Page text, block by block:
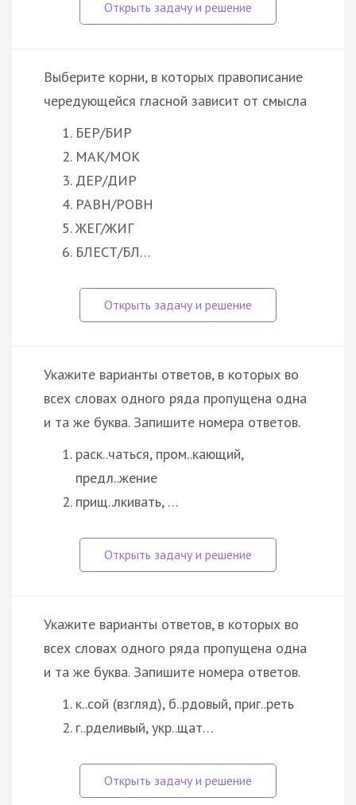
Выберите корни, в которых правописание
чередующейся гласной зависит от смысла
БЕР/БИР
МАК/МОК
ДЕР/ДИР
РАВН/РОВН
ЖЕГ/ЖИГ
БЛЕСТ/БЛ…
Укажите варианты ответов, в которых во
всех словах одного ряда пропущена одна
и та же буква. Запишите номера ответов.
раск..чаться, пром..кающий,
предл..жение
прищ..лкивать, …
Укажите варианты ответов, в которых во
всех словах одного ряда пропущена одна
и та же буква. Запишите номера ответов.
к..сой (взгляд), б..рдовый, приг..реть
г..рделивый, укр..щат…